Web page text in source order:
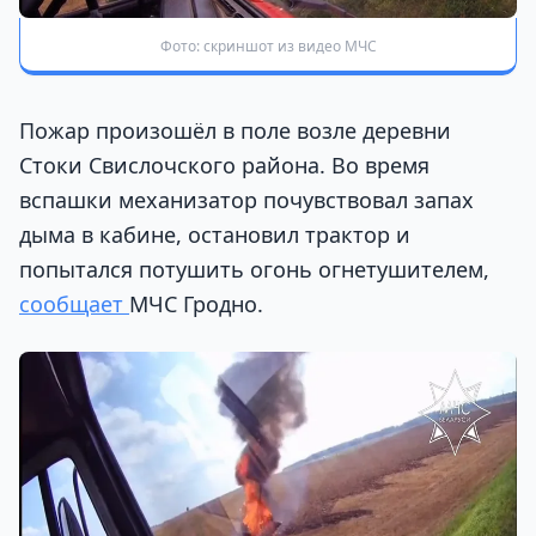
Фото: скриншот из видео МЧС
Пожар произошёл в поле возле деревни
Стоки Свислочского района. Во время
вспашки механизатор почувствовал запах
дыма в кабине, остановил трактор и
попытался потушить огонь огнетушителем,
сообщает МЧС Гродно.